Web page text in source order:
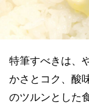
特筆すべきは、
かさとコク、酸
のツルンとした